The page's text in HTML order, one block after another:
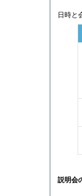
日時と
説明会